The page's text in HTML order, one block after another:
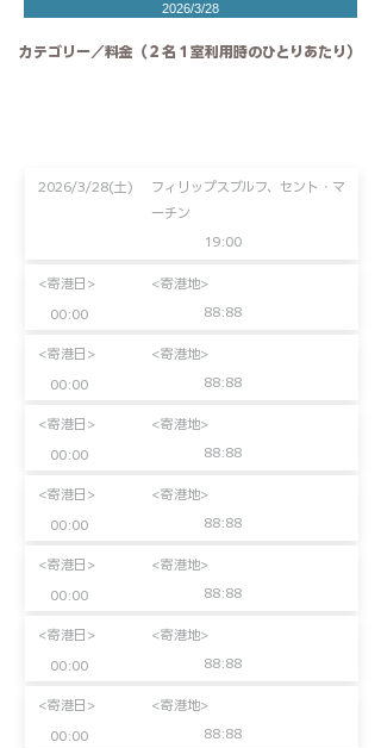
2026/3/28(土)
19:00
フィリップスブルフ、セント・マ
ーチン
<寄港日>
00:00 88:88
<寄港地>
<寄港日>
00:00 88:88
<寄港地>
<寄港日>
00:00 88:88
<寄港地>
<寄港日>
00:00 88:88
<寄港地>
<寄港日>
00:00 88:88
<寄港地>
<寄港日>
00:00 88:88
<寄港地>
<寄港日>
00:00 88:88
<寄港地>
2026/3/28
カテゴリー／料金（２名１室利用時のひとりあたり）